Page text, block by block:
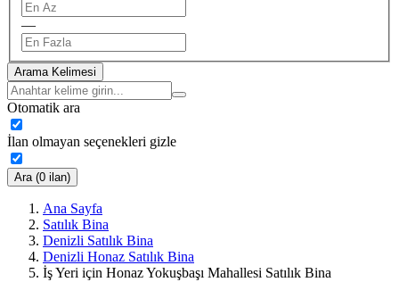
—
Arama Kelimesi
Otomatik ara
İlan olmayan seçenekleri gizle
Ara (0 ilan)
Ana Sayfa
Satılık Bina
Denizli Satılık Bina
Denizli Honaz Satılık Bina
İş Yeri için Honaz Yokuşbaşı Mahallesi Satılık Bina